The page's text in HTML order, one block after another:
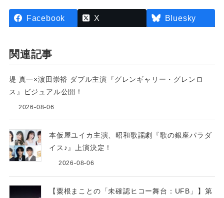
Facebook X Bluesky
関連記事
堤 真一×濵田崇裕 ダブル主演『グレンギャリー・グレンロ
ス』ビジュアル公開！
2026-08-06
本仮屋ユイカ主演、昭和歌謡劇『歌の銀座パラダ
イス♪』上演決定！
2026-08-06
【粟根まことの「未確認ヒコー舞台：UFB」】第